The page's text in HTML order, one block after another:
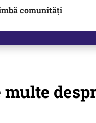
comunități